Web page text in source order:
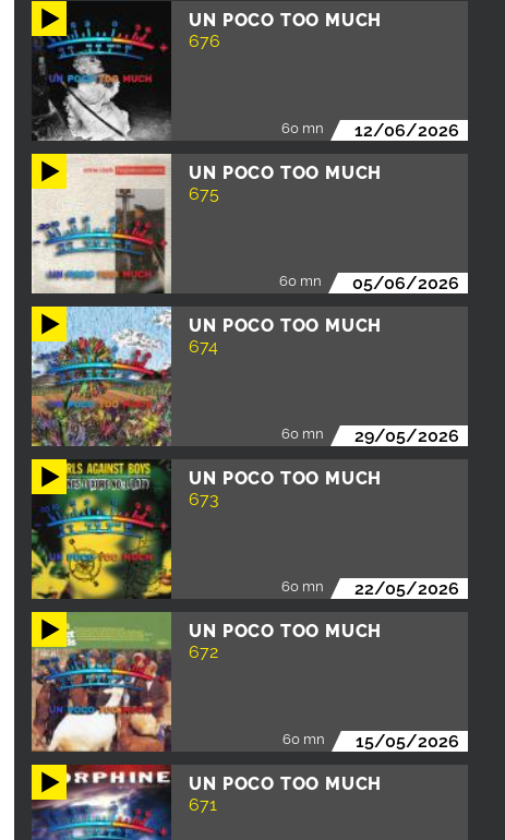
UN POCO TOO MUCH
676
60 mn 12/06/2026
UN POCO TOO MUCH
675
60 mn 05/06/2026
UN POCO TOO MUCH
674
60 mn 29/05/2026
UN POCO TOO MUCH
673
60 mn 22/05/2026
UN POCO TOO MUCH
672
60 mn 15/05/2026
UN POCO TOO MUCH
671